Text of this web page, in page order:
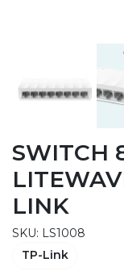
SWITCH
LINK
SKU: LS1008
TP-Link